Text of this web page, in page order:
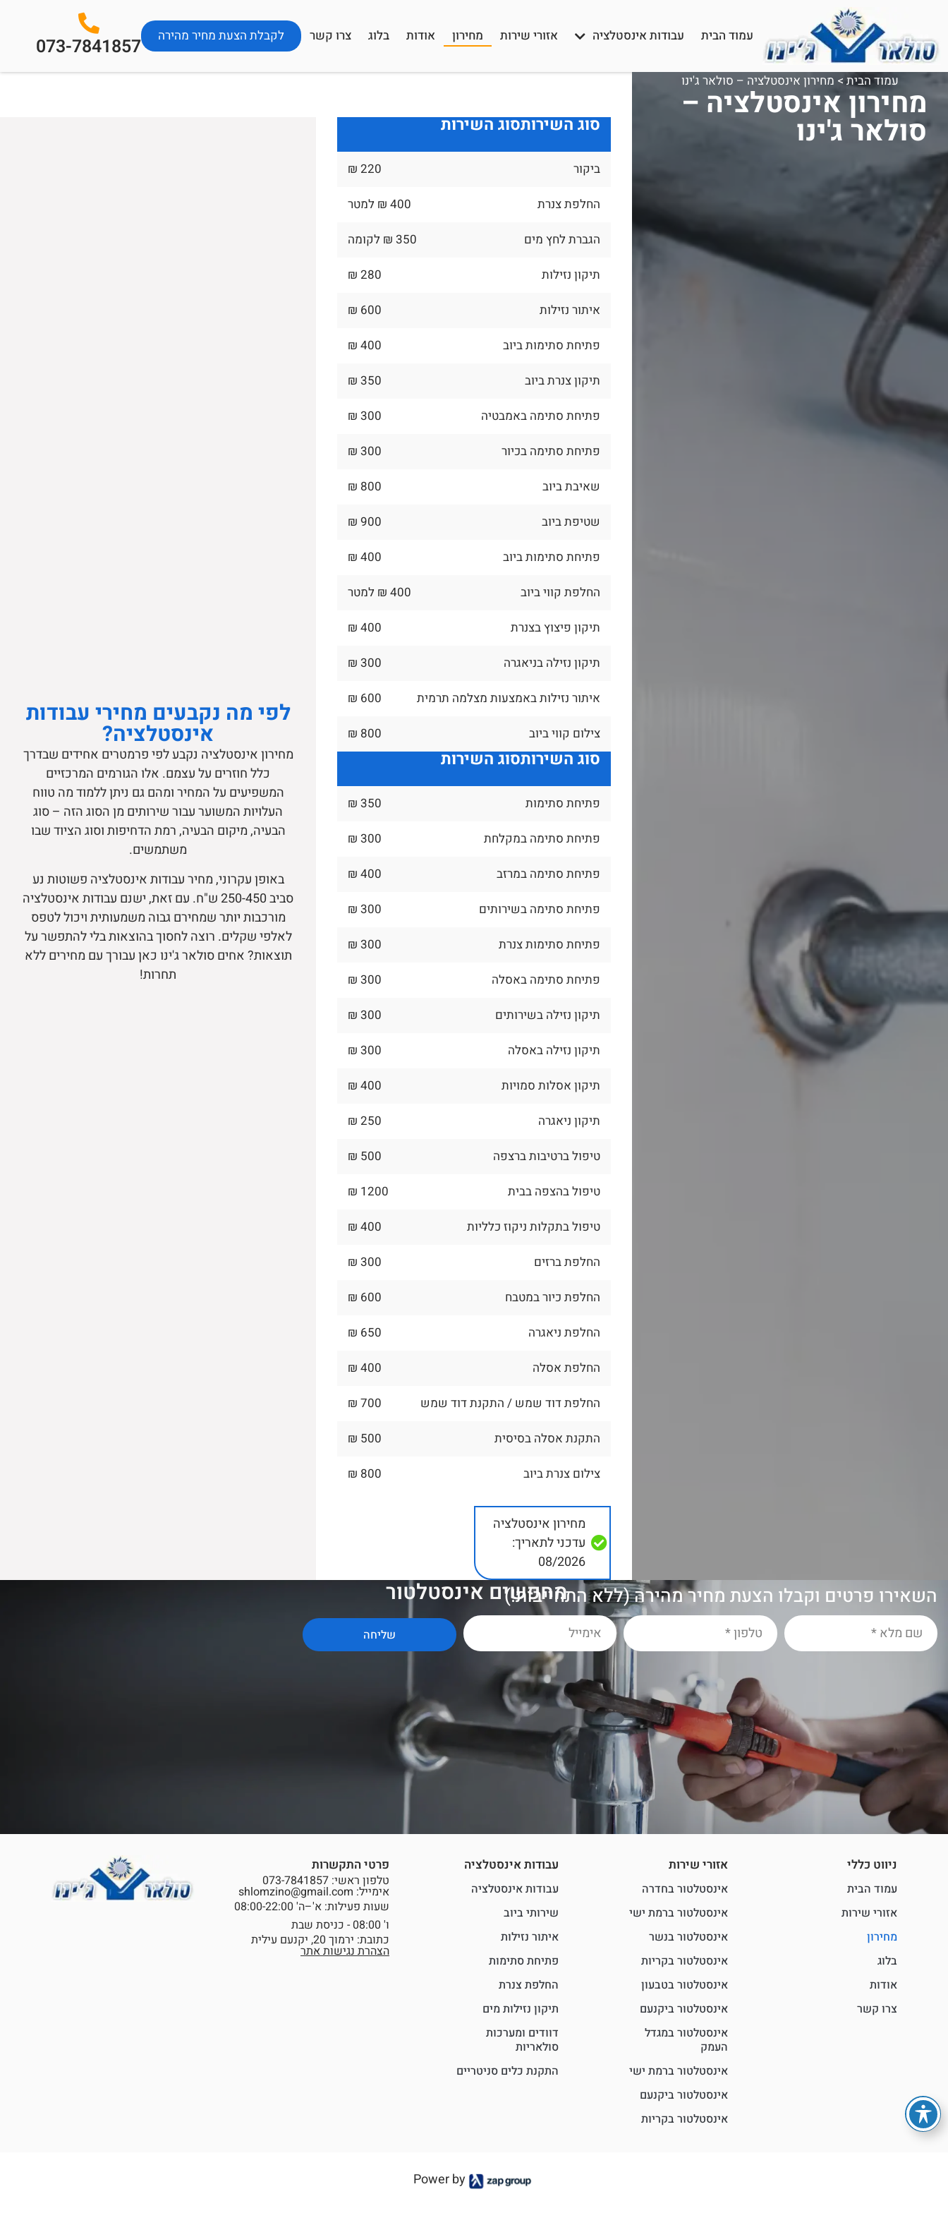
עמוד הבית עבודות אינסטלציה אזורי שירות מחירון אודות בלוג צרו קשר לקבלת הצעת מחיר מהירה 073-7841857
עמוד הבית > מחירון אינסטלציה – סולאר ג'ינו
מחירון אינסטלציה –
סולאר ג'ינו סוג השירותסוג השירות
ביקור
220 ₪
החלפת צנרת
400 ₪ למטר
הגברת לחץ מים
350 ₪ לקומה
תיקון נזילות
280 ₪
איתור נזילות
600 ₪
פתיחת סתימות ביוב
400 ₪
תיקון צנרת ביוב
350 ₪
פתיחת סתימה באמבטיה
300 ₪
פתיחת סתימה בכיור
300 ₪
שאיבת ביוב
800 ₪
שטיפת ביוב
900 ₪
פתיחת סתימות ביוב
400 ₪
החלפת קווי ביוב
400 ₪ למטר
תיקון פיצוץ בצנרת
400 ₪
תיקון נזילה בניאגרה
300 ₪
איתור נזילות באמצעות מצלמה תרמית
600 ₪
צילום קווי ביוב
800 ₪
סוג השירותסוג השירות
פתיחת סתימות
350 ₪
פתיחת סתימה במקלחת
300 ₪
פתיחת סתימה במרזב
400 ₪
פתיחת סתימה בשירותים
300 ₪
פתיחת סתימות צנרת
300 ₪
פתיחת סתימה באסלה
300 ₪
תיקון נזילה בשירותים
300 ₪
תיקון נזילה באסלה
300 ₪
תיקון אסלות סמויות
400 ₪
תיקון ניאגרה
250 ₪
טיפול ברטיבות ברצפה
500 ₪
טיפול בהצפה בבית
1200 ₪
טיפול בתקלות ניקוז כלליות
400 ₪
החלפת ברזים
300 ₪
החלפת כיור במטבח
600 ₪
החלפת ניאגרה
650 ₪
החלפת אסלה
400 ₪
החלפת דוד שמש / התקנת דוד שמש
700 ₪
התקנת אסלה בסיסית
500 ₪
צילום צנרת ביוב
800 ₪
מחירון אינסטלציה
עדכני לתאריך:
08/2026
לפי מה נקבעים מחירי עבודות
אינסטלציה?
מחירון אינסטלציה נקבע לפי פרמטרים אחידים שבדרך
כלל חוזרים על עצמם. אלו הגורמים המרכזיים
המשפיעים על המחיר ומהם גם ניתן ללמוד מה טווח
העלויות המשוער עבור שירותים מן הסוג הזה – סוג
הבעיה, מיקום הבעיה, רמת הדחיפות וסוג הציוד שבו
משתמשים.
באופן עקרוני, מחיר עבודות אינסטלציה פשוטות נע
סביב 250-450 ש"ח. עם זאת, ישנם עבודות אינסטלציה
מורכבות יותר שמחירם גבוה משמעותית ויכול לטפס
לאלפי שקלים. רוצה לחסוך בהוצאות בלי להתפשר על
תוצאות? אחים סולאר ג'ינו כאן עבורך עם מחירים ללא
תחרות!
מחפשים אינסטלטורמומ השאירו פרטים וקבלו הצעת מחיר מהירה (ללא התחייבות!)
שליחה
פרטי התקשרות
טלפון ראשי: 073-7841857
אימייל: shlomzino@gmail.com
שעות פעילות: א'–ה' 08:00-22:00
ו' 08:00 - כניסת שבת
כתובת: ירמוך 20, יקנעם עילית
הצהרת נגישות אתר
עבודות אינסטלציה
עבודות אינסטלציה
שירותי ביוב
איתור נזילות
פתיחת סתימות
החלפת צנרת
תיקון נזילות מים
דוודים ומערכות
סולאריות
התקנת כלים סניטריים
אזורי שירות
אינסטלטור בחדרה
אינסטלטור ברמת ישי
אינסטלטור בנשר
אינסטלטור בקריות
אינסטלטור בטבעון
אינסטלטור ביקנעם
אינסטלטור במגדל
העמק
אינסטלטור ברמת ישי
אינסטלטור ביקנעם
אינסטלטור בקריות
ניווט כללי
עמוד הבית
אזורי שירות
מחירון
בלוג
אודות
צרו קשר
Power by